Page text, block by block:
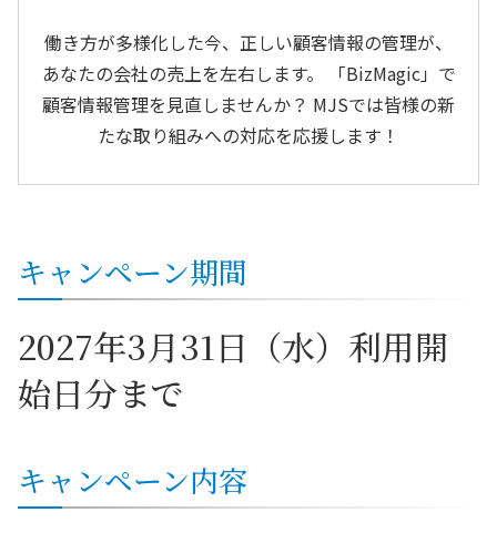
働き方が多様化した今、正しい顧客情報の管理が、
あなたの会社の売上を左右します。
「BizMagic」で
顧客情報管理を見直しませんか？ MJSでは皆様の新
たな取り組みへの対応を応援します！
キャンペーン期間
2027年3月31日（水）利用開
始日分まで
キャンペーン内容